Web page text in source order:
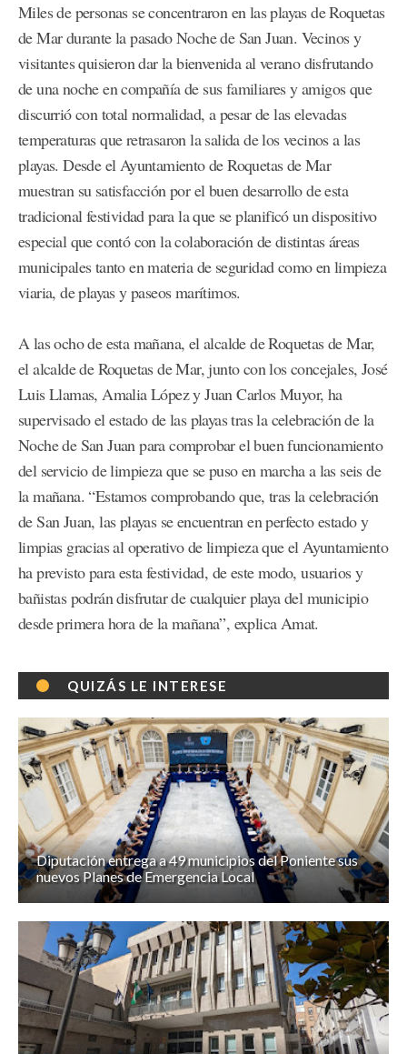
Miles de personas se concentraron en las playas de Roquetas
de Mar durante la pasado Noche de San Juan. Vecinos y
visitantes quisieron dar la bienvenida al verano disfrutando
de una noche en compañía de sus familiares y amigos que
discurrió con total normalidad, a pesar de las elevadas
temperaturas que retrasaron la salida de los vecinos a las
playas. Desde el Ayuntamiento de Roquetas de Mar
muestran su satisfacción por el buen desarrollo de esta
tradicional festividad para la que se planificó un dispositivo
especial que contó con la colaboración de distintas áreas
municipales tanto en materia de seguridad como en limpieza
viaria, de playas y paseos marítimos.
A las ocho de esta mañana, el alcalde de Roquetas de Mar,
el alcalde de Roquetas de Mar, junto con los concejales, José
Luis Llamas, Amalia López y Juan Carlos Muyor, ha
supervisado el estado de las playas tras la celebración de la
Noche de San Juan para comprobar el buen funcionamiento
del servicio de limpieza que se puso en marcha a las seis de
la mañana. “Estamos comprobando que, tras la celebración
de San Juan, las playas se encuentran en perfecto estado y
limpias gracias al operativo de limpieza que el Ayuntamiento
ha previsto para esta festividad, de este modo, usuarios y
bañistas podrán disfrutar de cualquier playa del municipio
desde primera hora de la mañana”, explica Amat.
QUIZÁS LE INTERESE
Diputación entrega a 49 municipios del Poniente sus
nuevos Planes de Emergencia Local